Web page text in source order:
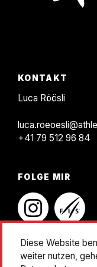
F
o
t
KONTAKT
Luca Röösli
+41 79 512 96 84
FOLGE MIR
instagramlinkedin
Impressum
Diese Website
weiter nutzen,